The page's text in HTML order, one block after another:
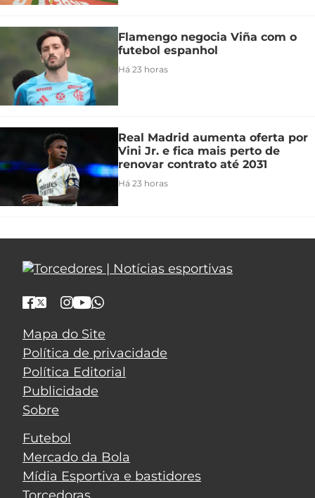
Flamengo negocia Viña com o
futebol espanhol
Há 23 horas
Real Madrid aumenta oferta por
Vini Jr. e fica mais perto de
renovar contrato até 2031
Há 23 horas
Mapa do Site
Política de privacidade
Política Editorial
Publicidade
Sobre
Futebol
Mercado da Bola
Mídia Esportiva e bastidores